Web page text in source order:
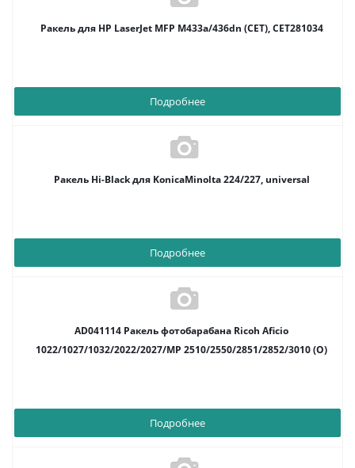
Ракель для HP LaserJet MFP M433a/436dn (CET), CET281034
Подробнее
Ракель Hi-Black для KonicaMinolta 224/227, universal
Подробнее
AD041114 Ракель фотобарабана Ricoh Aficio
1022/1027/1032/2022/2027/MP 2510/2550/2851/2852/3010 (O)
Подробнее